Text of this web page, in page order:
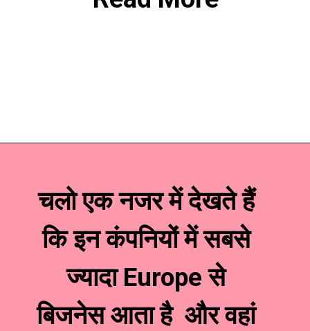
चलो एक नजर में देखते हैं
कि इन कंपनियों में सबसे
ज्यादा Europe से
बिजनेस आता है  और वहां